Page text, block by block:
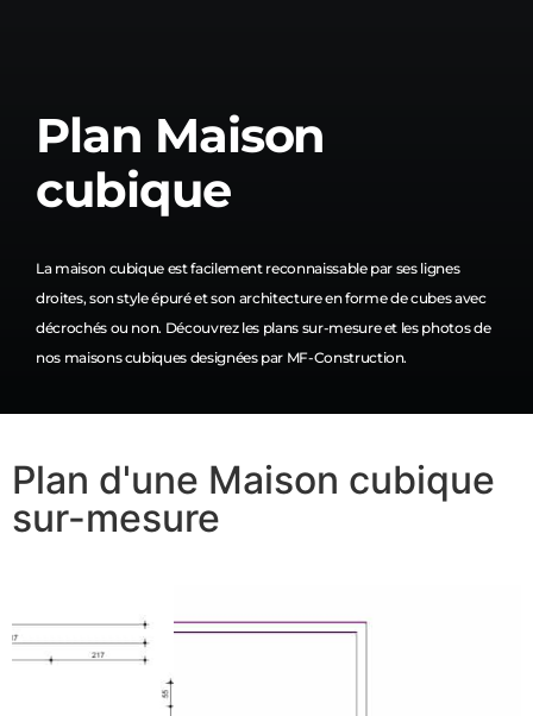
Plan Maison
cubique
La maison cubique est facilement reconnaissable par ses lignes
droites, son style épuré et son architecture en forme de cubes avec
décrochés ou non. Découvrez les plans sur-mesure et les photos de
nos maisons cubiques designées par MF-Construction.
Plan d'une Maison cubique
sur-mesure